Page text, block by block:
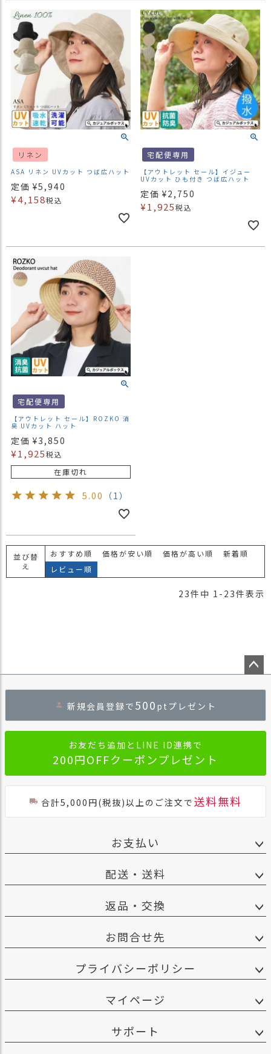
リネン
ASA リネン UVカット つば広ハット
定価 ¥5,940
¥4,158税込
宅配便専用
【アウトレット セール】イジュー
UVカット ひも付き つば広ハット
定価 ¥2,750
¥1,925税込
宅配便専用
【アウトレット セール】ROZKO 消
臭 UVカット ハット
定価 ¥3,850
¥1,925税込
在庫切れ
5.00 （1）
並び替
え
おすすめ順 価格が安い順 価格が高い順
新着順
レビュー順
23件中 1 - 23件表示
ジト
へ
新規会員登録で 500 ptプレゼント
お友だち追加とLINE ID連携で
200円OFFクーポンプレゼント
合計5,000円(税抜)以上のご注文で 送料無料
お支払い
配送・送料
返品・交換
お問合せ先
プライバシーポリシー
マイページ
サポート